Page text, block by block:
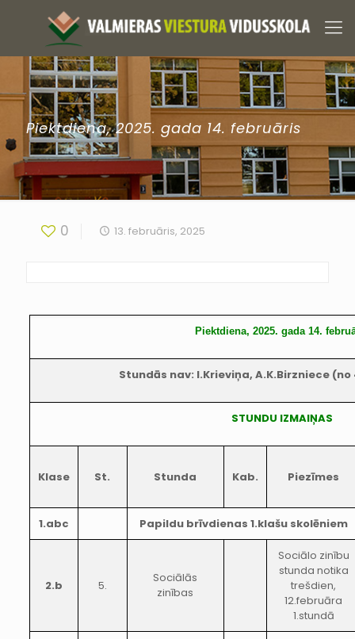
Piektdiena, 2025. gada 14. februāris
0 13. februāris, 2025
Piektdiena, 2025. gada 14.
Stundās nav: I.Krieviņa, A.K.Birzniece
STUNDU IZMAIŅAS
Klase St. Stunda Kab. Piezīmes
1.abc Papildu brīvdienas 1.klašu skolēniem
2.b 5.
Sociālās
zinības
Sociālo zinību
stunda notika
trešdien,
12.februāra
1.stundā